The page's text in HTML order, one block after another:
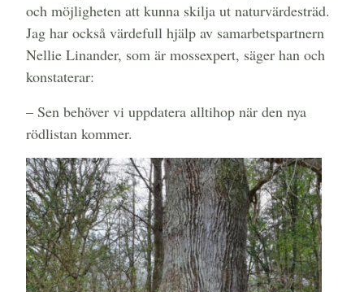
och möjligheten att kunna skilja ut naturvärdesträd.
Jag har också värdefull hjälp av samarbetspartnern
Nellie Linander, som är mossexpert, säger han och
konstaterar:
– Sen behöver vi uppdatera alltihop när den nya
rödlistan kommer.